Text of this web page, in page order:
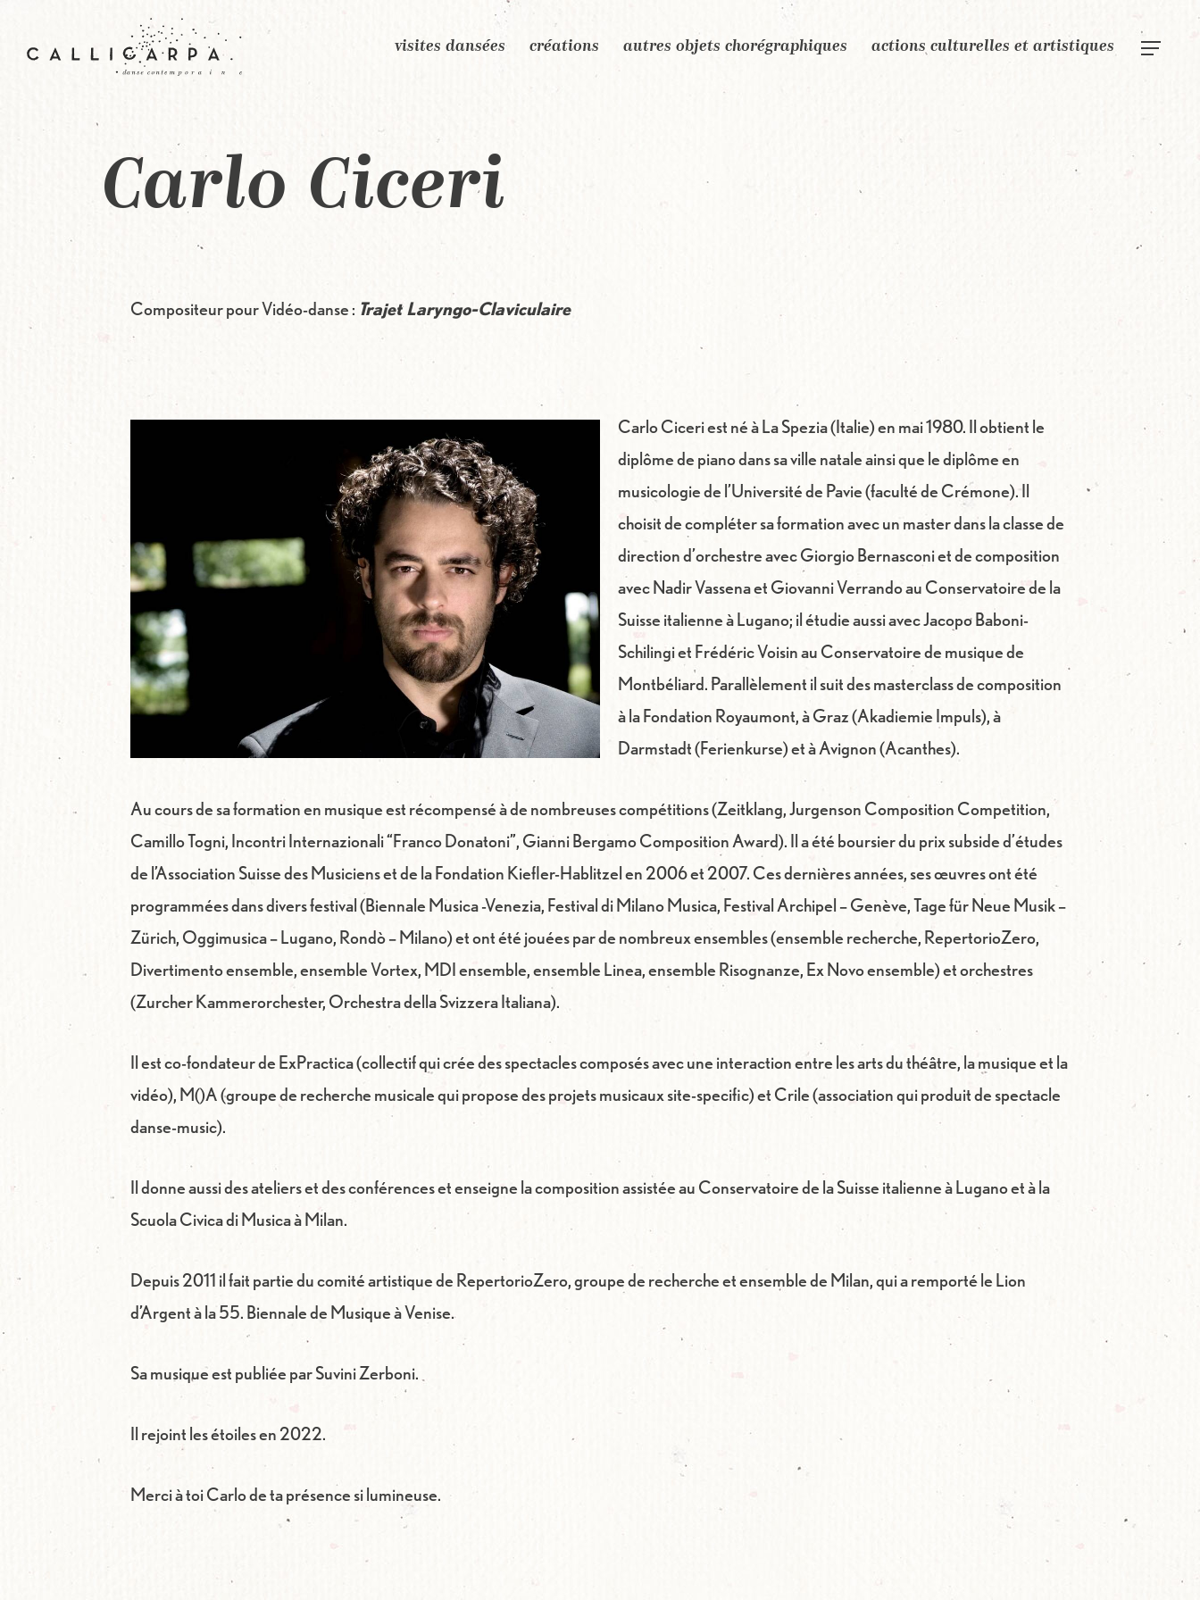
visites dansées créations autres objets chorégraphiques actions culturelles et artistiques
Carlo Ciceri
Compositeur pour Vidéo-danse : Trajet Laryngo-Claviculaire
Carlo Ciceri est né à La Spezia (Italie) en mai 1980. Il obtient le
diplôme de piano dans sa ville natale ainsi que le diplôme en
musicologie de l’Université de Pavie (faculté de Crémone). Il
choisit de compléter sa formation avec un master dans la classe de
direction d’orchestre avec Giorgio Bernasconi et de composition
avec Nadir Vassena et Giovanni Verrando au Conservatoire de la
Suisse italienne à Lugano; il étudie aussi avec Jacopo Baboni-
Schilingi et Frédéric Voisin au Conservatoire de musique de
Montbéliard. Parallèlement il suit des masterclass de composition
à la Fondation Royaumont, à Graz (Akadiemie Impuls), à
Darmstadt (Ferienkurse) et à Avignon (Acanthes).
Au cours de sa formation en musique est récompensé à de nombreuses compétitions (Zeitklang, Jurgenson Composition Competition,
Camillo Togni, Incontri Internazionali “Franco Donatoni”, Gianni Bergamo Composition Award). Il a été boursier du prix subside d’études
de l’Association Suisse des Musiciens et de la Fondation Kiefler-Hablitzel en 2006 et 2007. Ces dernières années, ses œuvres ont été
programmées dans divers festival (Biennale Musica -Venezia, Festival di Milano Musica, Festival Archipel – Genève, Tage für Neue Musik –
Zürich, Oggimusica – Lugano, Rondò – Milano) et ont été jouées par de nombreux ensembles (ensemble recherche, RepertorioZero,
Divertimento ensemble, ensemble Vortex, MDI ensemble, ensemble Linea, ensemble Risognanze, Ex Novo ensemble) et orchestres
(Zurcher Kammerorchester, Orchestra della Svizzera Italiana).
Il est co-fondateur de ExPractica (collectif qui crée des spectacles composés avec une interaction entre les arts du théâtre, la musique et la
vidéo), M()A (groupe de recherche musicale qui propose des projets musicaux site-specific) et Crile (association qui produit de spectacle
danse-music).
Il donne aussi des ateliers et des conférences et enseigne la composition assistée au Conservatoire de la Suisse italienne à Lugano et à la
Scuola Civica di Musica à Milan.
Depuis 2011 il fait partie du comité artistique de RepertorioZero, groupe de recherche et ensemble de Milan, qui a remporté le Lion
d’Argent à la 55. Biennale de Musique à Venise.
Sa musique est publiée par Suvini Zerboni.
Il rejoint les étoiles en 2022.
Merci à toi Carlo de ta présence si lumineuse.